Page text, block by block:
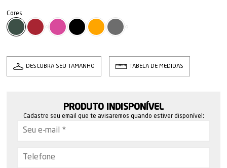
DESCUBRA SEU TAMANHO TABELA DE MEDIDAS
PRODUTO INDISPONÍVEL
Cadastre seu email que te avisaremos quando estiver disponível: